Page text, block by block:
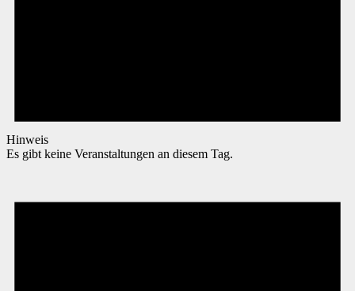
Hinweis
Es gibt keine Veranstaltungen an diesem Tag.